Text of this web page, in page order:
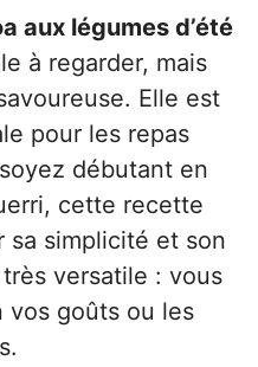
aux légumes d’été
à regarder, mais
Elle est
pour les repas
débutant en
cette recette
sa simplicité et son
versatile : vous
vos goûts ou les